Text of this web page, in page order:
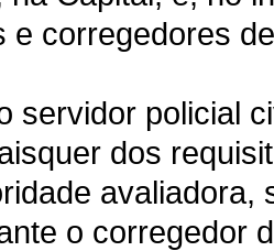
e corregedores
servidor policial
dos
avaliadora,
o corregedor